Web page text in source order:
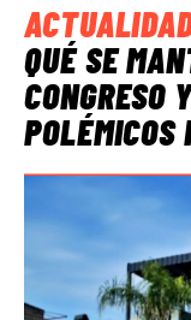
QUÉ SE
CONGRESO
POLÉMICOS